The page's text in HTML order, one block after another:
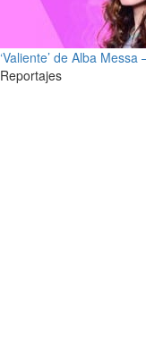
‘Valiente’ de Alba
Reportajes